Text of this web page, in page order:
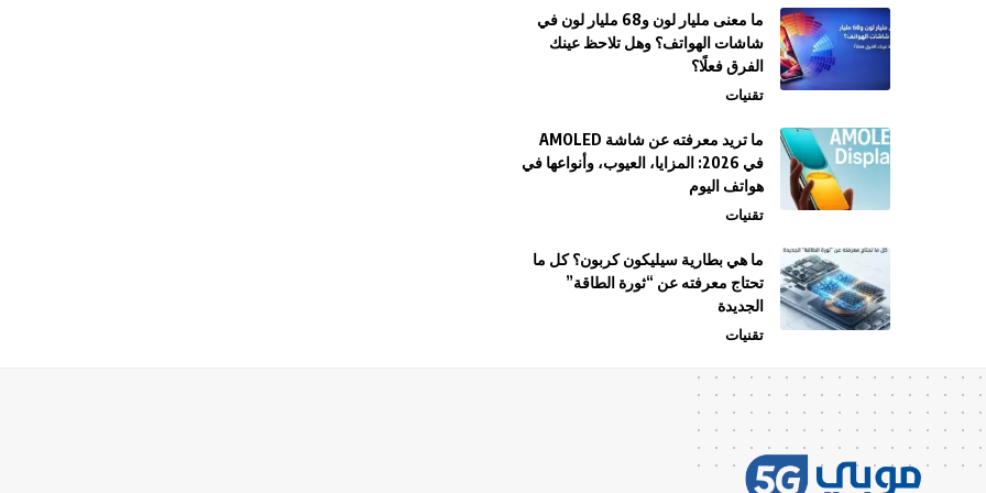
ما معنى مليار لون و68 مليار لون في
شاشات الهواتف؟ وهل تلاحظ عينك
الفرق فعلًا؟
تقنيات
ما تريد معرفته عن شاشة AMOLED
في 2026: المزايا، العيوب، وأنواعها في
هواتف اليوم
تقنيات
ما هي بطارية سيليكون كربون؟ كل ما
تحتاج معرفته عن “ثورة الطاقة”
الجديدة
تقنيات